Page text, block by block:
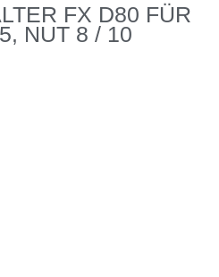
FX D80 FÜR
NUT 8 / 10